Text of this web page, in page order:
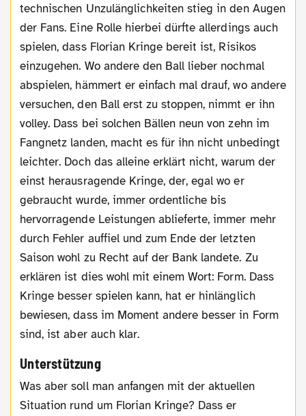
technischen Unzulänglichkeiten stieg in den Augen
der Fans. Eine Rolle hierbei dürfte allerdings auch
spielen, dass Florian Kringe bereit ist, Risikos
einzugehen. Wo andere den Ball lieber nochmal
abspielen, hämmert er einfach mal drauf, wo andere
versuchen, den Ball erst zu stoppen, nimmt er ihn
volley. Dass bei solchen Bällen neun von zehn im
Fangnetz landen, macht es für ihn nicht unbedingt
leichter. Doch das alleine erklärt nicht, warum der
einst herausragende Kringe, der, egal wo er
gebraucht wurde, immer ordentliche bis
hervorragende Leistungen ablieferte, immer mehr
durch Fehler auffiel und zum Ende der letzten
Saison wohl zu Recht auf der Bank landete. Zu
erklären ist dies wohl mit einem Wort: Form. Dass
Kringe besser spielen kann, hat er hinlänglich
bewiesen, dass im Moment andere besser in Form
sind, ist aber auch klar.
Unterstützung
Was aber soll man anfangen mit der aktuellen
Situation rund um Florian Kringe? Dass er